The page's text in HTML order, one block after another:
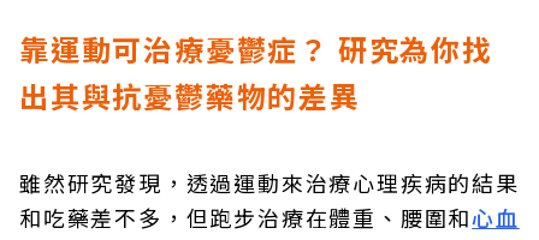
靠運動可治療憂鬱症？ 研究為你找
出其與抗憂鬱藥物的差異
雖然研究發現，透過運動來治療心理疾病的結果
和吃藥差不多，但跑步治療在體重、腰圍和心血